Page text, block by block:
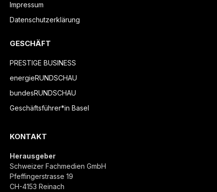
Impressum
Datenschutzerklärung
GESCHÄFT
PRESTIGE BUSINESS
energieRUNDSCHAU
bundesRUNDSCHAU
Geschäftsführer*in Basel
KONTAKT
Herausgeber
Schweizer Fachmedien GmbH
Pfeffingerstrasse 19
CH-4153 Reinach